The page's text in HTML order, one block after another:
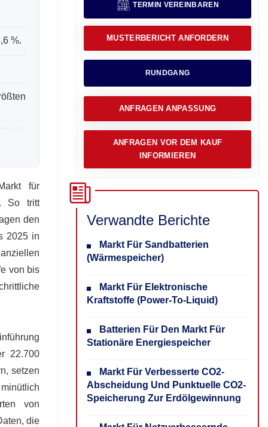
%.
für
So tritt
den
2025 in
von bis
22.700
setzen
von
die
TERMIN VEREINBAREN
MUSTERBERICHT ANFORDERN
RUNDGANG
ANFRAGEN ANPASSUNG
ANFRAGEN VOR DEM KAUF
INFORMIEREN
Verwandte Berichte
Markt Für Sandbatterien
(Wärmespeicher)
Markt Für Elektronische
Kraftstoffe (Power-To-Liquid)
Batterien Für Den Markt Für
Stationäre Energiespeicher
Markt Für Verbesserte CO2-
Abscheidung Und Punktuelle CO2-
Speicherung Zur Erdölgewinnung